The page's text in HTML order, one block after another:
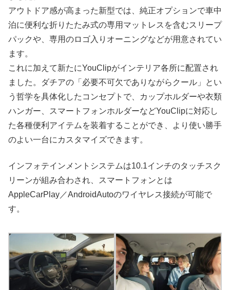
アウトドア感が高まった新型では、純正オプションで車中
泊に便利な折りたたみ式の専用マットレスを含むスリープ
パックや、専用のロゴ入りオーニングなどが用意されてい
ます。
これに加えて新たにYouClipがインテリア各所に配置され
ました。ダチアの「必要不可欠でありながらクール」とい
う哲学を具体化したコンセプトで、カップホルダーや衣類
ハンガー、スマートフォンホルダーなどYouClipに対応し
た各種便利アイテムを装着することができ、より使い勝手
のよい一台にカスタマイズできます。
インフォテインメントシステムは10.1インチのタッチスク
リーンが組み合わされ、スマートフォンとは
AppleCarPlay／AndroidAutoのワイヤレス接続が可能で
す。